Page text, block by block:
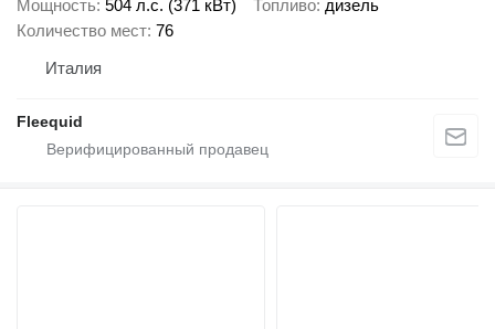
Мощность 504 л.с. (371 кВт) Топливо дизель
Количество мест 76
Италия
Fleequid